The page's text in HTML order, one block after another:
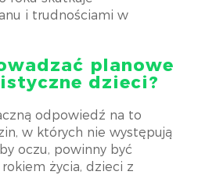
i trudnościami w
planowe
dzieci?
odpowiedź na to
w których nie występują
oczu, powinny być
życia, dzieci z